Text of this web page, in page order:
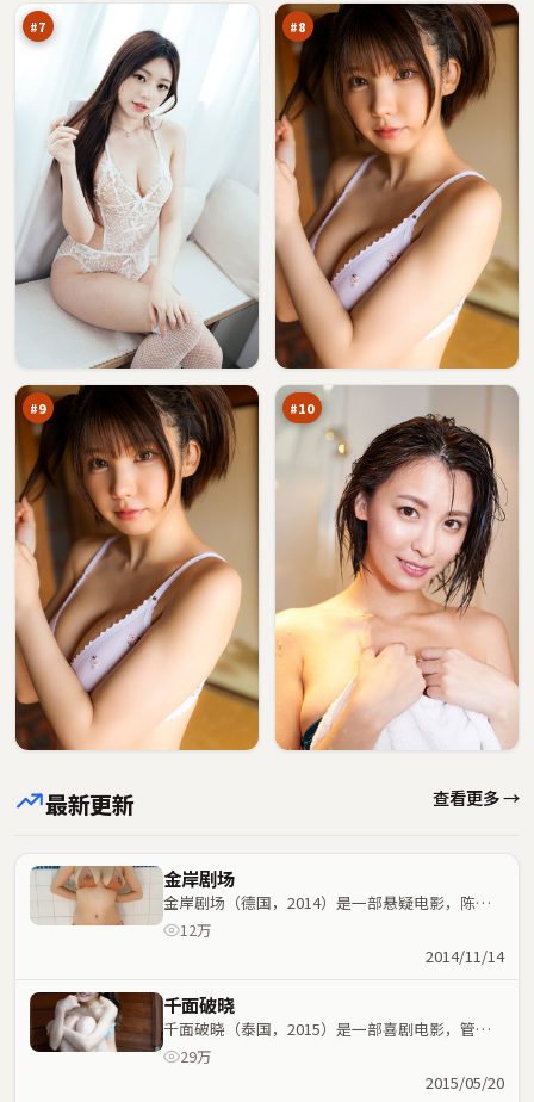
#7 #8
#9
场万
#10
月
之
下
88
万
最新更新 查看更多 →
金岸剧场
金岸剧场（德国，2014）是一部悬疑电影，陈凯
歌执导，孙艺珍、杨紫等主演；悬疑元素与人物命
12万
2014/11/14
千面破晓
千面破晓（泰国，2015）是一部喜剧电影，管虎
执导，胡歌、咏梅等主演；喜剧元素与人物命运紧
29万
2015/05/20